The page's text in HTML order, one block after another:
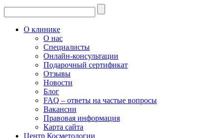
О клинике
О нас
Специалисты
Онлайн-консультации
Подарочный сертификат
Отзывы
Новости
Блог
FAQ – ответы на частые вопросы
Вакансии
Правовая информация
Карта сайта
Центр Косметологии